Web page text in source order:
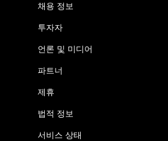
채용 정보
투자자
언론 및 미디어
파트너
제휴
법적 정보
서비스 상태